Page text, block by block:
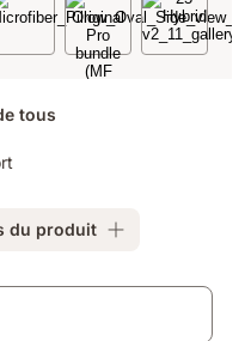
tous
du produit